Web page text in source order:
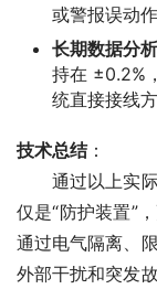
或警报误动
长期数据分析
持在 ±0.2%
统直接接线
技术总结：
通过以上实际
仅是“防护装置”
通过电气隔离、
外部干扰和突发